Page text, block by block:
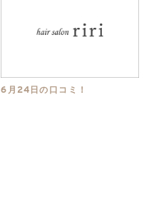
6月24日の口コミ！